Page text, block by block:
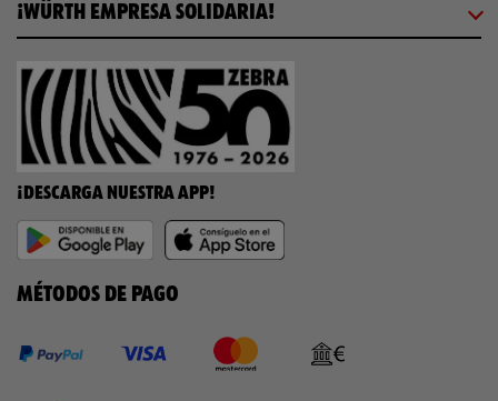
¡WÜRTH EMPRESA SOLIDARIA!
¡DESCARGA NUESTRA APP!
MÉTODOS DE PAGO